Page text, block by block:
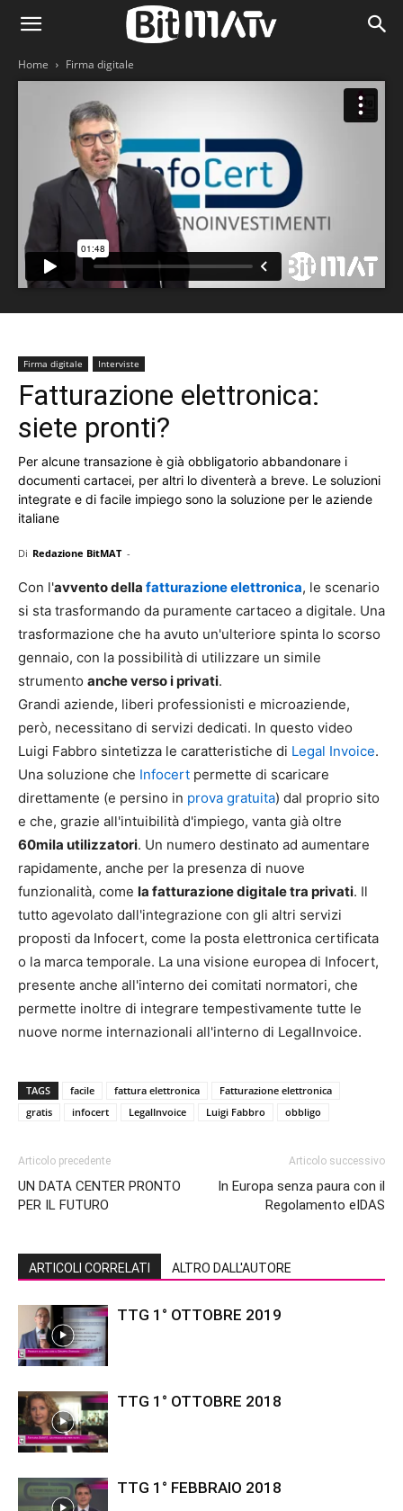
Home Firma digitale
Firma digitale Interviste
Fatturazione elettronica:
siete pronti?
Per alcune transazione è già obbligatorio abbandonare i
documenti cartacei, per altri lo diventerà a breve. Le soluzioni
integrate e di facile impiego sono la soluzione per le aziende
italiane
Di Redazione BitMAT -
Con l'avvento della fatturazione elettronica, le scenario
si sta trasformando da puramente cartaceo a digitale. Una
trasformazione che ha avuto un'ulteriore spinta lo scorso
gennaio, con la possibilità di utilizzare un simile
strumento anche verso i privati.
Grandi aziende, liberi professionisti e microaziende,
però, necessitano di servizi dedicati. In questo video
Luigi Fabbro sintetizza le caratteristiche di Legal Invoice.
Una soluzione che Infocert permette di scaricare
direttamente (e persino in prova gratuita) dal proprio sito
e che, grazie all'intuibilità d'impiego, vanta già oltre
60mila utilizzatori. Un numero destinato ad aumentare
rapidamente, anche per la presenza di nuove
funzionalità, come la fatturazione digitale tra privati. Il
tutto agevolato dall'integrazione con gli altri servizi
proposti da Infocert, come la posta elettronica certificata
o la marca temporale. La una visione europea di Infocert,
presente anche all'interno dei comitati normatori, che
permette inoltre di integrare tempestivamente tutte le
nuove norme internazionali all'interno di LegalInvoice.
TAGS facile fattura elettronica
Fatturazione elettronica
gratis
infocert LegalInvoice Luigi Fabbro obbligo
Articolo precedente
UN DATA CENTER PRONTO
PER IL FUTURO
Articolo successivo
In Europa senza paura con il
Regolamento eIDAS
ARTICOLI CORRELATI ALTRO DALL'AUTORE
TTG 1° OTTOBRE 2019
TTG 1° OTTOBRE 2018
TTG 1° FEBBRAIO 2018